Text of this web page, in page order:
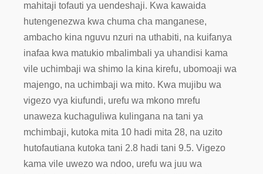
mahitaji tofauti ya uendeshaji. Kwa kawaida
hutengenezwa kwa chuma cha manganese,
ambacho kina nguvu nzuri na uthabiti, na kuifanya
inafaa kwa matukio mbalimbali ya uhandisi kama
vile uchimbaji wa shimo la kina kirefu, ubomoaji wa
majengo, na uchimbaji wa mito. Kwa mujibu wa
vigezo vya kiufundi, urefu wa mkono mrefu
unaweza kuchaguliwa kulingana na tani ya
mchimbaji, kutoka mita 10 hadi mita 28, na uzito
hutofautiana kutoka tani 2.8 hadi tani 9.5. Vigezo
kama vile uwezo wa ndoo, urefu wa juu wa